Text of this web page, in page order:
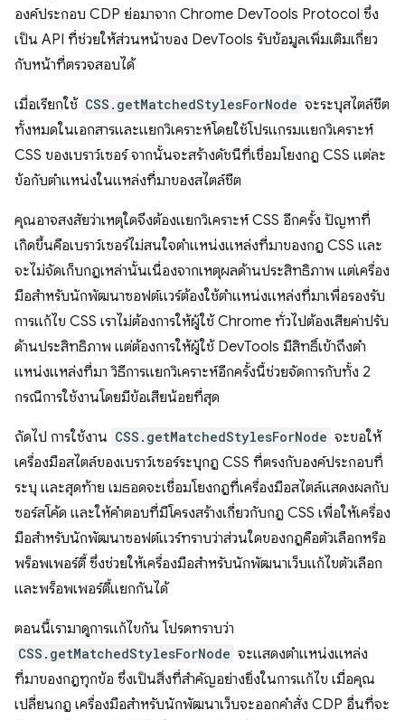
องค์ประกอบ CDP ย่อมาจาก Chrome DevTools Protocol ซึ่ง
เป็น API ที่ช่วยให้ส่วนหน้าของ DevTools รับข้อมูลเพิ่มเติมเกี่ยว
กับหน้าที่ตรวจสอบได้
เมื่อเรียกใช้ CSS.getMatchedStylesForNode จะระบุสไตล์ชีต
ทั้งหมดในเอกสารและแยกวิเคราะห์โดยใช้โปรแกรมแยกวิเคราะห์
CSS ของเบราว์เซอร์ จากนั้นจะสร้างดัชนีที่เชื่อมโยงกฎ CSS แต่ละ
ข้อกับตําแหน่งในแหล่งที่มาของสไตล์ชีต
คุณอาจสงสัยว่าเหตุใดจึงต้องแยกวิเคราะห์ CSS อีกครั้ง ปัญหาที่
เกิดขึ้นคือเบราว์เซอร์ไม่สนใจตําแหน่งแหล่งที่มาของกฎ CSS และ
จะไม่จัดเก็บกฎเหล่านั้นเนื่องจากเหตุผลด้านประสิทธิภาพ แต่เครื่อง
มือสำหรับนักพัฒนาซอฟต์แวร์ต้องใช้ตําแหน่งแหล่งที่มาเพื่อรองรับ
การแก้ไข CSS เราไม่ต้องการให้ผู้ใช้ Chrome ทั่วไปต้องเสียค่าปรับ
ด้านประสิทธิภาพ แต่ต้องการให้ผู้ใช้ DevTools มีสิทธิ์เข้าถึงตํา
แหน่งแหล่งที่มา วิธีการแยกวิเคราะห์อีกครั้งนี้ช่วยจัดการกับทั้ง 2
กรณีการใช้งานโดยมีข้อเสียน้อยที่สุด
ถัดไป การใช้งาน CSS.getMatchedStylesForNode จะขอให้
เครื่องมือสไตล์ของเบราว์เซอร์ระบุกฎ CSS ที่ตรงกับองค์ประกอบที่
ระบุ และสุดท้าย เมธอดจะเชื่อมโยงกฎที่เครื่องมือสไตล์แสดงผลกับ
ซอร์สโค้ด และให้คำตอบที่มีโครงสร้างเกี่ยวกับกฎ CSS เพื่อให้เครื่อง
มือสำหรับนักพัฒนาซอฟต์แวร์ทราบว่าส่วนใดของกฎคือตัวเลือกหรือ
พร็อพเพอร์ตี้ ซึ่งช่วยให้เครื่องมือสำหรับนักพัฒนาเว็บแก้ไขตัวเลือก
และพร็อพเพอร์ตี้แยกกันได้
ตอนนี้เรามาดูการแก้ไขกัน โปรดทราบว่า
CSS.getMatchedStylesForNode จะแสดงตําแหน่งแหล่ง
ที่มาของกฎทุกข้อ ซึ่งเป็นสิ่งที่สําคัญอย่างยิ่งในการแก้ไข เมื่อคุณ
เปลี่ยนกฎ เครื่องมือสําหรับนักพัฒนาเว็บจะออกคําสั่ง CDP อื่นที่จะ